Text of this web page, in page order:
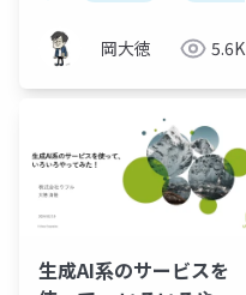
岡大徳 5.6K
生成AI系のサービスを